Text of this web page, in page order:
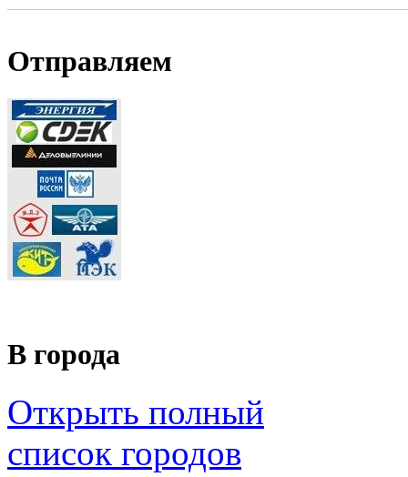
Отправляем
В города
Открыть полный
список городов